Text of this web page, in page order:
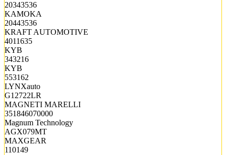
20343536
KAMOKA
20443536
KRAFT AUTOMOTIVE
4011635
KYB
343216
KYB
553162
LYNXauto
G12722LR
MAGNETI MARELLI
351846070000
Magnum Technology
AGX079MT
MAXGEAR
110149